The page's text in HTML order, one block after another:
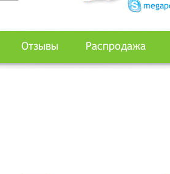
Отзывы Распродажа